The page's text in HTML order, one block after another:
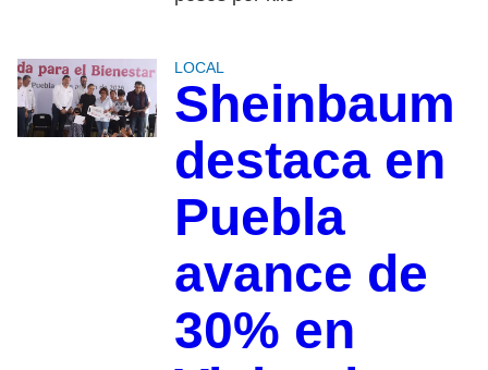
LOCAL
Sheinbaum
destaca en
Puebla
avance de
30% en